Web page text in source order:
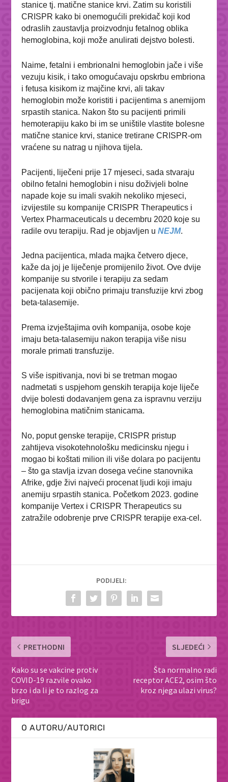
stanice tj. matične stanice krvi. Zatim su koristili
CRISPR kako bi onemogućili prekidač koji kod
odraslih zaustavlja proizvodnju fetalnog oblika
hemoglobina, koji može anulirati dejstvo bolesti.
Naime, fetalni i embrionalni hemoglobin jače i više
vezuju kisik, i tako omogućavaju opskrbu embriona
i fetusa kisikom iz majčine krvi, ali takav
hemoglobin može koristiti i pacijentima s anemijom
srpastih stanica. Nakon što su pacijenti primili
hemoterapiju kako bi im se uništile vlastite bolesne
matične stanice krvi, stanice tretirane CRISPR-om
vraćene su natrag u njihova tijela.
Pacijenti, liječeni prije 17 mjeseci, sada stvaraju
obilno fetalni hemoglobin i nisu doživjeli bolne
napade koje su imali svakih nekoliko mjeseci,
izvijestile su kompanije CRISPR Therapeutics i
Vertex Pharmaceuticals u decembru 2020 koje su
radile ovu terapiju. Rad je objavljen uNEJM.
Jedna pacijentica, mlada majka četvero djece,
kaže da joj je liječenje promijenilo život. Ove dvije
kompanije su stvorile i terapiju za sedam
pacijenata koji obično primaju transfuzije krvi zbog
beta-talasemije.
Prema izvještajima ovih kompanija, osobe koje
imaju beta-talasemiju nakon terapija više nisu
morale primati transfuzije.
S više ispitivanja, novi bi se tretman mogao
nadmetati s uspjehom genskih terapija koje liječe
dvije bolesti dodavanjem gena za ispravnu verziju
hemoglobina matičnim stanicama.
No, poput genske terapije, CRISPR pristup
zahtijeva visokotehnološku medicinsku njegu i
mogao bi koštati milion ili više dolara po pacijentu
– što ga stavlja izvan dosega većine stanovnika
Afrike, gdje živi najveći procenat ljudi koji imaju
anemiju srpastih stanica. Početkom 2023. godine
kompanije Vertex i CRISPR Therapeutics su
zatražile odobrenje prve CRISPR terapije exa-cel.
PODIJELI:
PRETHODNI
Kako su se vakcine protiv
COVID-19 razvile ovako
brzo i da li je to razlog za
brigu
SLJEDEĆI
Šta normalno radi
receptor ACE2, osim što
kroz njega ulazi virus?
O AUTORU/AUTORICI